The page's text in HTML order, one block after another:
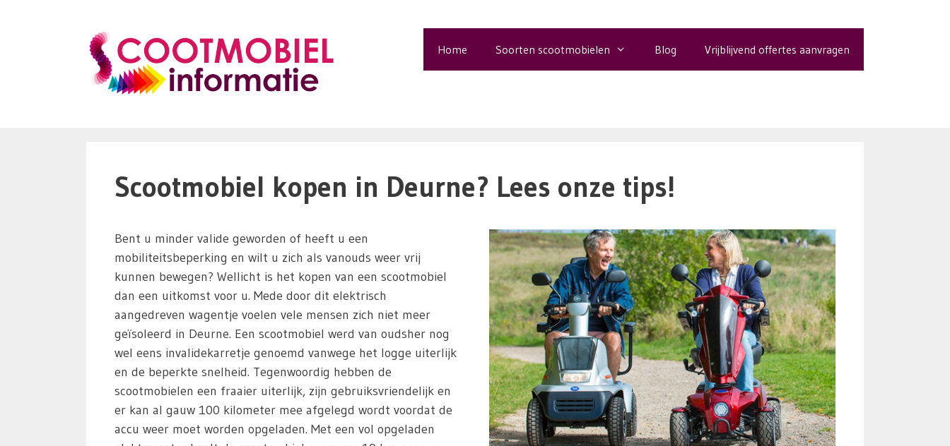
Home Soorten scootmobielen Blog Vrijblijvend offertes aanvragen
Scootmobiel kopen in Deurne? Lees onze tips!
Bent u minder valide geworden of heeft u een
mobiliteitsbeperking en wilt u zich als vanouds weer vrij
kunnen bewegen? Wellicht is het kopen van een scootmobiel
dan een uitkomst voor u. Mede door dit elektrisch
aangedreven wagentje voelen vele mensen zich niet meer
geïsoleerd in Deurne. Een scootmobiel werd van oudsher nog
wel eens invalidekarretje genoemd vanwege het logge uiterlijk
en de beperkte snelheid. Tegenwoordig hebben de
scootmobielen een fraaier uiterlijk, zijn gebruiksvriendelijk en
er kan al gauw 100 kilometer mee afgelegd wordt voordat de
accu weer moet worden opgeladen. Met een vol opgeladen